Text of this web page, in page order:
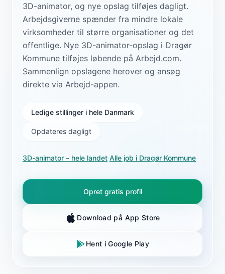
3D-animator, og nye opslag tilføjes dagligt.
Arbejdsgiverne spænder fra mindre lokale
virksomheder til større organisationer og det
offentlige. Nye 3D-animator-opslag i Dragør
Kommune tilføjes løbende på Arbejd.com.
Sammenlign opslagene herover og ansøg
direkte via Arbejd-appen.
Ledige stillinger i hele Danmark
Opdateres dagligt
3D-animator – hele landet·Alle job i Dragør Kommune
Opret gratis profil
Download på App Store
Hent i Google Play